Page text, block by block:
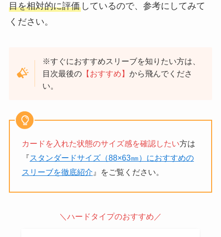
目を相対的に評価しているので、参考にしてみて
ください。
※すぐにおすすめスリーブを知りたい方は、
目次最後の 【おすすめ】から飛んでくださ
い。
カードを入れた状態のサイズ感を確認したい方は
『スタンダードサイズ（88×63㎜）におすすめの
スリーブを徹底紹介 』をご覧ください。
＼ハードタイプのおすすめ／